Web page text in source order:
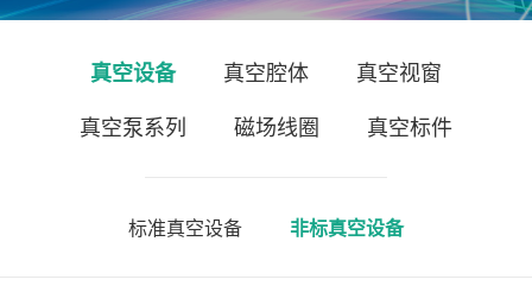
真空设备 真空腔体 真空视窗
真空泵系列 磁场线圈 真空标件
标准真空设备 非标真空设备